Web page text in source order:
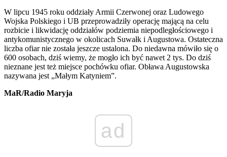
W lipcu 1945 roku oddziały Armii Czerwonej oraz Ludowego
Wojska Polskiego i UB przeprowadziły operację mającą na celu
rozbicie i likwidację oddziałów podziemia niepodległościowego i
antykomunistycznego w okolicach Suwałk i Augustowa. Ostateczna
liczba ofiar nie została jeszcze ustalona. Do niedawna mówiło się o
600 osobach, dziś wiemy, że mogło ich być nawet 2 tys. Do dziś
nieznane jest też miejsce pochówku ofiar. Obława Augustowska
nazywana jest „Małym Katyniem”.
MaR/Radio Maryja
ad